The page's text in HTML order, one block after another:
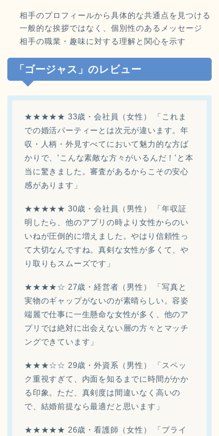
相手のプロフィールから具体的な共通点を見つける
一般的な挨拶ではなく、個別性のあるメッセージ
相手の職業・趣味に対する理解と関心を示す
「ゴージャス」のレビュー
★★★★★ 33歳・会社員（女性） 「これま
での婚活パーティーとは次元が違います。年
収・人柄・外見すべてにおいて魅力的な方ば
かりで、’こんな素敵な方々がいるんだ！’と本
当に驚きました。審査があるからこその安心
感があります」
★★★★★ 30歳・会社員（男性） 「年収証
明したら、他のアプリの時より女性からのい
いねが圧倒的に増えました。やはり信頼性っ
て大切なんですね。真剣な女性が多くて、や
り取りもスムーズです」
★★★★☆ 27歳・経営者（男性） 「写真と
実物のギャップがないのが素晴らしい。容姿
端麗で仕事に一生懸命な女性が多く、他のア
プリでは絶対に出会えない層の方々とマッチ
ングできています」
★★★☆☆ 29歳・外資系（男性） 「スペッ
ク重視すぎて、内面を知るまでに時間がかか
る印象。ただ、真剣度は間違いなく高いの
で、結婚前提なら最適だと思います」
★★★★★ 26歳・看護師（女性） 「プライ